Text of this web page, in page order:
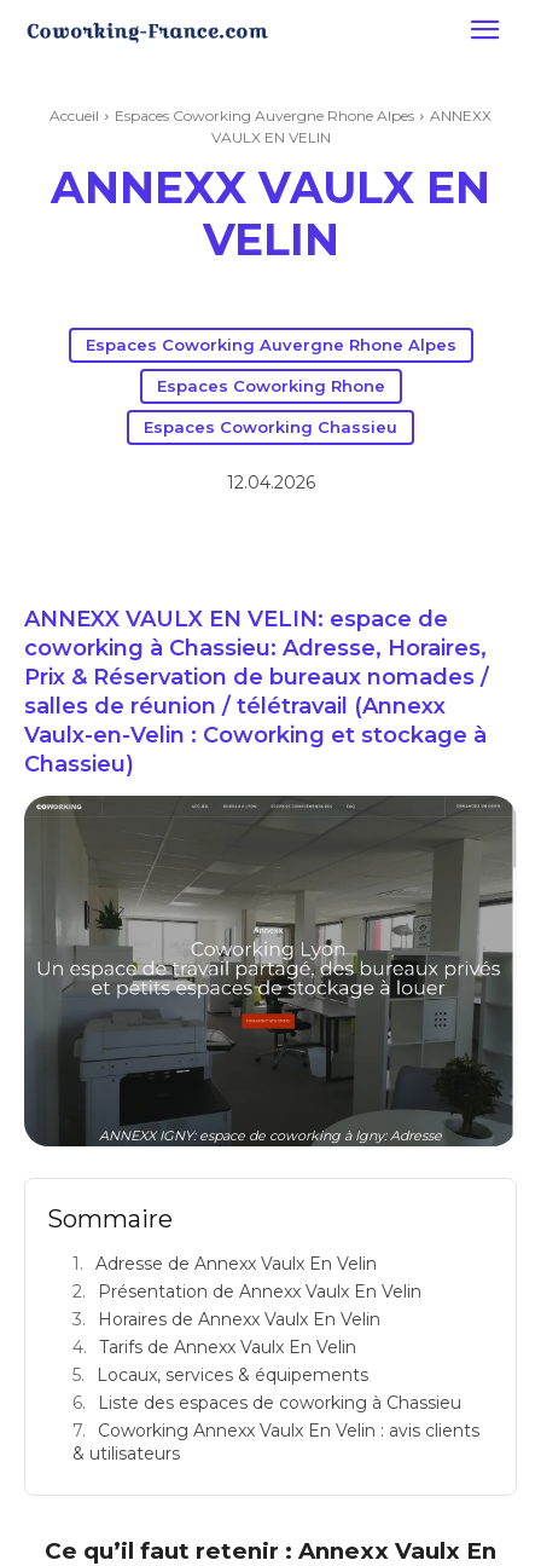
Accueil Espaces Coworking Auvergne Rhone Alpes
ANNEXX
VAULX EN VELIN
ANNEXX VAULX EN
VELIN
Espaces Coworking Auvergne Rhone Alpes
Espaces Coworking Rhone
Espaces Coworking Chassieu
12.04.2026
ANNEXX VAULX EN VELIN: espace de
coworking à Chassieu: Adresse, Horaires,
Prix & Réservation de bureaux nomades /
salles de réunion / télétravail (Annexx
Vaulx-en-Velin : Coworking et stockage à
Chassieu)
ANNEXX IGNY: espace de coworking à Igny: Adresse
Sommaire
Adresse de Annexx Vaulx En Velin
Présentation de Annexx Vaulx En Velin
Horaires de Annexx Vaulx En Velin
Tarifs de Annexx Vaulx En Velin
Locaux, services & équipements
Liste des espaces de coworking à Chassieu
Coworking Annexx Vaulx En Velin : avis clients
& utilisateurs
Ce qu’il faut retenir : Annexx Vaulx En